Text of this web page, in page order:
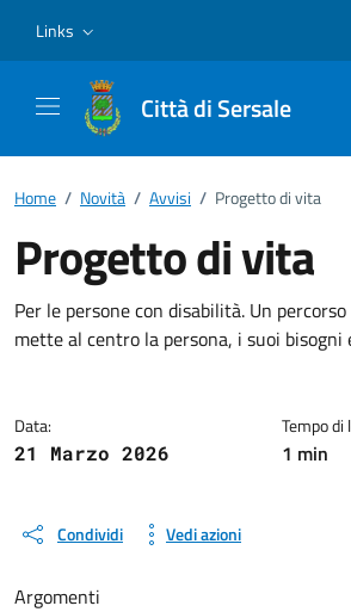
Links
Città di Sersale
Home / Novità / Avvisi / Progetto di vita
Progetto di vita
Dettagli della
Per le persone con disabilità. Un
mette al centro la persona, i suoi bisogni
Data:
21 Marzo 2026
Tempo di
1 min
Condividi Vedi azioni
Argomenti